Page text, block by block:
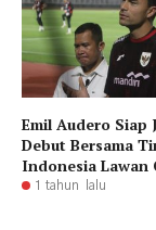
Emil Audero Siap
Debut Bersama
Indonesia Lawan
1 tahun lalu